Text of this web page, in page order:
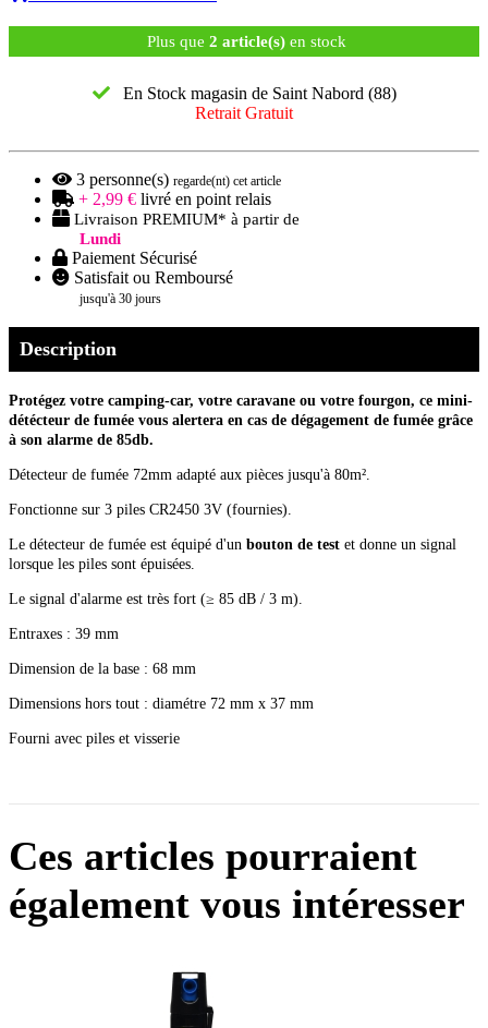
Plus que 2 article(s)en stock
En Stock magasin de Saint Nabord (88)
Retrait Gratuit
3 personne(s) regarde(nt) cet article
+ 2,99 € livré en point relais
Livraison PREMIUM* à partir de
Lundi
Paiement Sécurisé
Satisfait ou Remboursé
jusqu'à 30 jours
Description
Protégez votre camping-car, votre caravane ou votre fourgon, ce mini-
détécteur de fumée vous alertera en cas de dégagement de fumée grâce
à son alarme de 85db.
Détecteur de fumée 72mm adapté aux pièces jusqu'à 80m².
Fonctionne sur 3 piles CR2450 3V (fournies).
Le détecteur de fumée est équipé d'un bouton de test et donne un signal
lorsque les piles sont épuisées.
Le signal d'alarme est très fort (≥ 85 dB / 3 m).
Entraxes : 39 mm
Dimension de la base : 68 mm
Dimensions hors tout : diamétre 72 mm x 37 mm
Fourni avec piles et visserie
Ces articles pourraient
également vous intéresser